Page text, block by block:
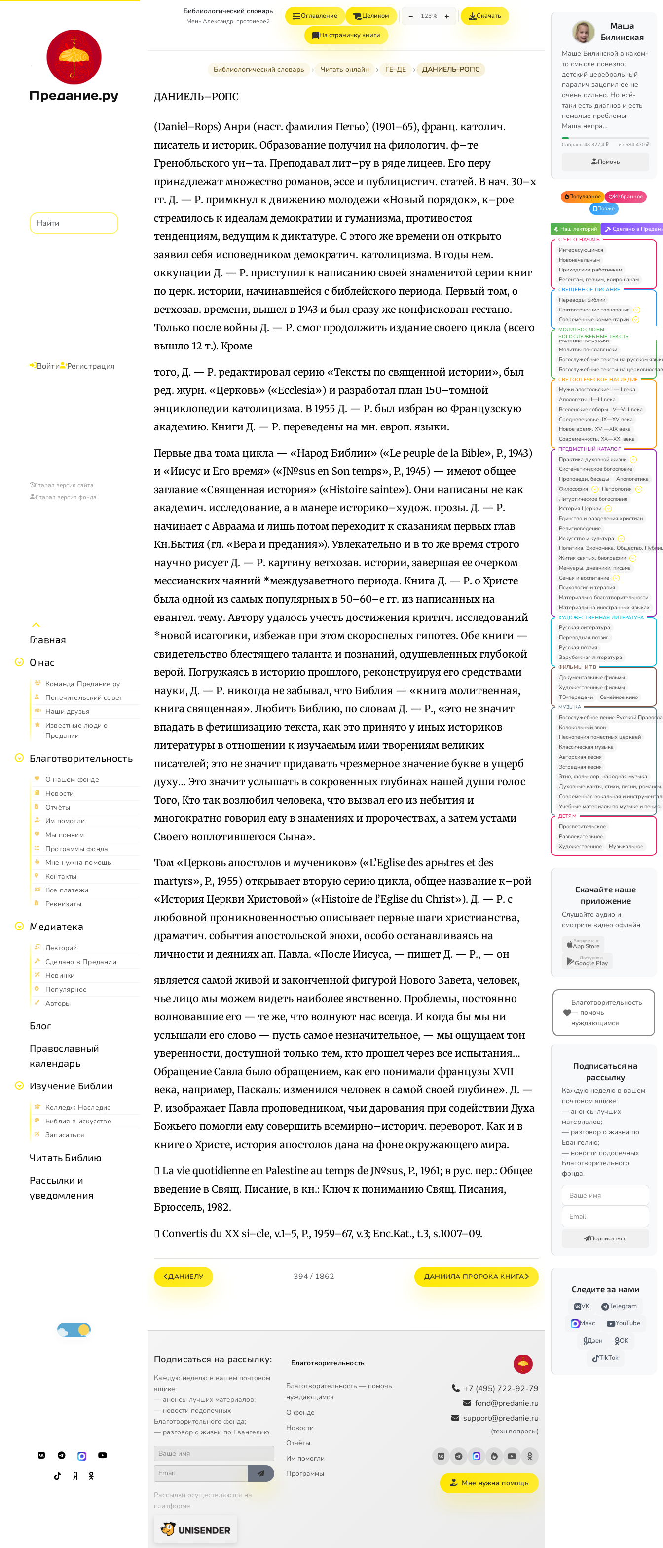
Предание.ру
Войти Регистрация
Старая версия сайта
Старая версия фонда
Главная
О нас
Команда Предание.ру
Попечительский совет
Наши друзья
Известные люди о
Предании
Благотворительность
О нашем фонде
Новости
Отчёты
Им помогли
Мы помним
Программы фонда
Мне нужна помощь
Контакты
Все платежи
Реквизиты
Медиатека
Лекторий
Сделано в Предании
Новинки
Популярное
Авторы
Блог
Православный
календарь
Изучение Библии
Колледж Наследие
Библия в искусстве
Записаться
Читать Библию
Рассылки и
уведомления
Библиологический словарь
Мень Александр, протоиерей
Оглавление Целиком − 125% + Скачать
На страничку книги
Библиологический словарь Читать онлайн ГЕ–ДЕ ДАНИЕЛЬ–РОПС
ДАНИЕЛЬ–РОПС
(Daniel–Rops) Анри (наст. фамилия Петьо) (1901–65), франц. католич.
писатель и историк. Образование получил на филологич. ф–те
Гренобльского ун–та. Преподавал лит–ру в ряде лицеев. Его перу
принадлежат множество романов, эссе и публицистич. статей. В нач. 30–х
гг. Д. — Р. примкнул к движению молодежи «Новый порядок», к–рое
стремилось к идеалам демократии и гуманизма, противостоя
тенденциям, ведущим к диктатуре. С этого же времени он открыто
заявил себя исповедником демократич. католицизма. В годы нем.
оккупации Д. — Р. приступил к написанию своей знаменитой серии книг
по церк. истории, начинавшейся с библейского периода. Первый том, о
ветхозав. времени, вышел в 1943 и был сразу же конфискован гестапо.
Только после войны Д. — Р. смог продолжить издание своего цикла (всего
вышло 12 т.). Кроме
того, Д. — Р. редактировал серию «Тексты по священной истории», был
ред. журн. «Церковь» («Ecclesia») и разработал план 150–томной
энциклопедии католицизма. В 1955 Д. — Р. был избран во Французскую
академию. Книги Д. — Р. переведены на мн. европ. языки.
Первые два тома цикла — «Народ Библии» («Le peuple de la Bible», P., 1943)
и «Иисус и Его время» («J№sus en Son temps», P., 1945) — имеют общее
заглавие «Священная история» («Histoire sainte»). Они написаны не как
академич. исследование, а в манере историко–худож. прозы. Д. — Р.
начинает с Авраама и лишь потом переходит к сказаниям первых глав
Кн.Бытия (гл. «Вера и предания»). Увлекательно и в то же время строго
научно рисует Д. — Р. картину ветхозав. истории, завершая ее очерком
мессианских чаяний *междузаветного периода. Книга Д. — Р. о Христе
была одной из самых популярных в 50–60–е гг. из написанных на
евангел. тему. Автору удалось учесть достижения критич. исследований
*новой исагогики, избежав при этом скороспелых гипотез. Обе книги —
свидетельство блестящего таланта и познаний, одушевленных глубокой
верой. Погружаясь в историю прошлого, реконструируя его средствами
науки, Д. — Р. никогда не забывал, что Библия — «книга молитвенная,
книга священная». Любить Библию, по словам Д. — Р., «это не значит
впадать в фетишизацию текста, как это принято у иных историков
литературы в отношении к изучаемым ими творениям великих
писателей; это не значит придавать чрезмерное значение букве в ущерб
духу… Это значит услышать в сокровенных глубинах нашей души голос
Того, Кто так возлюбил человека, что вызвал его из небытия и
многократно говорил ему в знамениях и пророчествах, а затем устами
Своего воплотившегося Сына».
Том «Церковь апостолов и мучеников» («L’Еglise des apњtres et des
martyrs», P., 1955) открывает вторую серию цикла, общее название к–рой
«История Церкви Христовой» («Histoire de l’Еglise du Christ»). Д. — Р. с
любовной проникновенностью описывает первые шаги христианства,
драматич. события апостольской эпохи, особо останавливаясь на
личности и деяниях ап. Павла. «После Иисуса, — пишет Д. — Р., — он
является самой живой и законченной фигурой Нового Завета, человек,
чье лицо мы можем видеть наиболее явственно. Проблемы, постоянно
волновавшие его — те же, что волнуют нас всегда. И когда бы мы ни
услышали его слово — пусть самое незначительное, — мы ощущаем тон
уверенности, доступной только тем, кто прошел через все испытания…
Обращение Савла было обращением, как его понимали французы XVII
века, например, Паскаль: изменился человек в самой своей глубине». Д. —
Р. изображает Павла проповедником, чьи дарования при содействии Духа
Божьего помогли ему совершить всемирно–историч. переворот. Как и в
книге о Христе, история апостолов дана на фоне окружающего мира.
 La vie quotidienne en Palestine au temps de J№sus, P., 1961; в рус. пер.: Общее
введение в Свящ. Писание, в кн.: Ключ к пониманию Свящ. Писания,
Брюссель, 1982.
 Convertis du XX si–cle, v.1–5, P., 1959–67, v.3; Enc.Kat., t.3, s.1007–09.
ДАНИЕЛУ 394 / 1862 ДАНИИЛА ПРОРОКА КНИГА
Подписаться на рассылку:
Каждую неделю в вашем почтовом
ящике:
— анонсы лучших материалов;
— новости подопечных
Благотворительного фонда;
— разговор о жизни по Евангелию.
Рассылки осуществляются на
платформе
Благотворительность
Благотворительность — помочь
нуждающимся
О фонде
Новости
Отчёты
Им помогли
Программы
+7 (495) 722-92-79
fond@predanie.ru
support@predanie.ru
(техн.вопросы)
Мне нужна помощь
Маша
Билинская
Маше Билинской в каком-
то смысле повезло:
детский церебральный
паралич зацепил её не
очень сильно. Но всё-
таки есть диагноз и есть
немалые проблемы –
Маша непра…
Собрано 48 327,4 ₽ из 584 470 ₽
Помочь
Популярное
Избранное
Позже
Наш лекторий Сделано в
С ЧЕГО НАЧАТЬ
Интересующимся
Новоначальным
Приходским работникам
Регентам, певчим, клирошанам
СВЯЩЕННОЕ ПИСАНИЕ
Переводы Библии
Святоотеческие толкования
Современные комментарии
МОЛИТВОСЛОВЫ.
БОГОСЛУЖЕБНЫЕ ТЕКСТЫ
Молитвы по-русски
Молитвы по-славянски
Богослужебные тексты на русском
Богослужебные тексты на
СВЯТООТЕЧЕСКОЕ НАСЛЕДИЕ
Мужи апостольские. I—II века
Апологеты. II—III века
Вселенские соборы. IV—VIII века
Средневековье. IX—XV века
Новое время. XVI—XIX века
Современность. XX—XXI века
ПРЕДМЕТНЫЙ КАТАЛОГ
Практика духовной жизни
Систематическое богословие
Проповеди, беседы
Апологетика
Философия
Патрология
Литургическое богословие
История Церкви
Единство и разделения христиан
Религиоведение
Искусство и культура
Политика. Экономика. Общество.
Жития святых, биографии
Мемуары, дневники, письма
Семья и воспитание
Психология и терапия
Материалы о благотворительности
Материалы на иностранных языках
ХУДОЖЕСТВЕННАЯ ЛИТЕРАТУРА
Русская литература
Переводная поэзия
Русская поэзия
Зарубежная литература
ФИЛЬМЫ И ТВ
Документальные фильмы
Художественные фильмы
ТВ-передачи
Семейное кино
МУЗЫКА
Богослужебное пение Русской
Колокольный звон
Песнопения поместных церквей
Классическая музыка
Авторская песня
Эстрадная песня
Этно, фольклор, народная музыка
Духовные канты, стихи, песни, романсы
Современная вокальная и
Учебные материалы по музыке и пению
ДЕТЯМ
Просветительское
Развлекательное
Художественное
Музыкальное
Скачайте наше
приложение
Слушайте аудио и
смотрите видео офлайн
Загрузите в
App Store
Доступно в
Google Play
Благотворительность
— помочь
нуждающимся
Подписаться на
рассылку
Каждую неделю в вашем
почтовом ящике:
— анонсы лучших
материалов;
— разговор о жизни по
Евангелию;
— новости подопечных
Благотворительного
фонда.
Подписаться
Следите за нами
VK
Telegram
Макс
YouTube
Дзен
OK
TikTok